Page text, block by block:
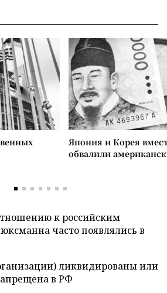
Япония и Корея
обвалили
к российским
часто появлялись в
ликвидированы или
в РФ